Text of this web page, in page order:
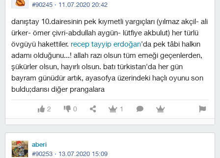
#90245 · 11.07.2020 20:42
danıştay 10.dairesinin pek kıymetli yargıçları (yılmaz akçil- ali
ürker- ömer çivri-abdullah aygün- lütfiye akbulut) her türlü
övgüyü hakettiler. recep tayyip erdoğan'da pek tâbi halkın
adamı olduğunu...! allah razı olsun tüm emeği geçenlerden,
şükürler olsun, hayırlı olsun. batı türkistan'da her gün
bayram günüdür artık, ayasofya üzerindeki haçlı oyunu son
buldu;darısı diğer prangalara
2 0 1
aberi
#90253 · 13.07.2020 15:09